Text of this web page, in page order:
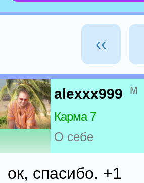
‹‹
alexxx999 м
Карма 7
О себе
ок, спасибо. +1